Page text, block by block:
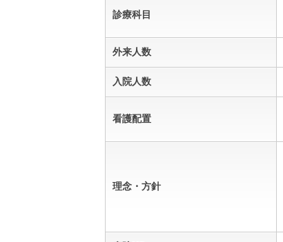
診療科目
外来人数
入院人数
看護配置
理念・方針